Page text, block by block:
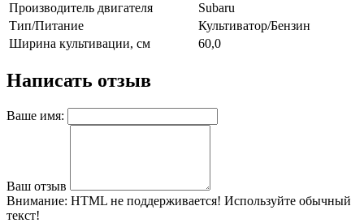
Производитель двигателя
Subaru
Тип/Питание
Культиватор/Бензин
Ширина культивации, см
60,0
Написать отзыв
Ваше имя:
Ваш отзыв
Внимание: HTML не поддерживается! Используйте обычный
текст!